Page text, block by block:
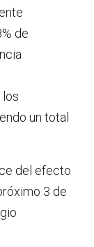
de
los
un total
del efecto
3 de